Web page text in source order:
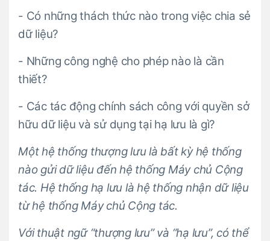
- Có những thách thức nào trong việc chia sẻ
dữ liệu?
- Những công nghệ cho phép nào là cần
thiết?
- Các tác động chính sách công với quyền sở
hữu dữ liệu và sử dụng tại hạ lưu là gì?
Một hệ thống thượng lưu là bất kỳ hệ thống
nào gửi dữ liệu đến hệ thống Máy chủ Cộng
tác. Hệ thống hạ lưu là hệ thống nhận dữ liệu
từ hệ thống Máy chủ Cộng tác.
Với thuật ngữ “thượng lưu” và “hạ lưu”, có thể